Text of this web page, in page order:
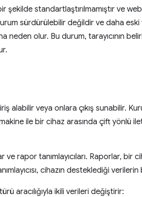
şekilde standartlaştırılmamıştır ve
sürdürülebilir değildir ve daha eski
olur. Bu durum, tarayıcının
alabilir veya onlara çıkış sunabilir.
ile bir cihaz arasında çift yönlü
rapor tanımlayıcıları. Raporlar, bir
cihazın desteklediği verilerin
aracılığıyla ikili verileri değiştirir: